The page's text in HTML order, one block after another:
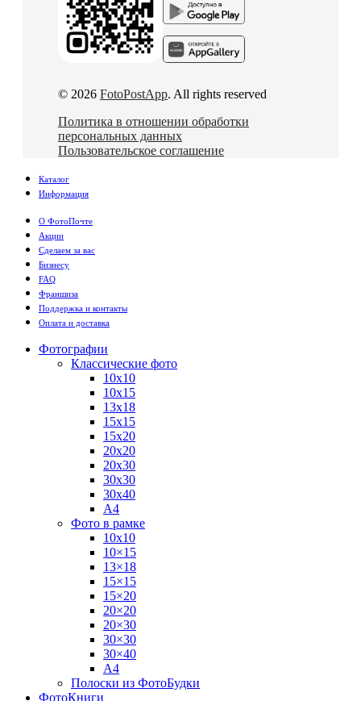
© 2026 FotoPostApp. All rights reserved
Политика в отношении обработки
персональных данных
Пользовательское соглашение
Каталог
Информация
О ФотоПочте
Акции
Сделаем за вас
Бизнесу
FAQ
Франшиза
Поддержка и контакты
Оплата и доставка
Фотографии
Классические фото
10х10
10х15
13х18
15х15
15х20
20х20
20х30
30х30
30х40
А4
Фото в рамке
10х10
10×15
13×18
15×15
15×20
20×20
20×30
30×30
30×40
A4
Полоски из ФотоБудки
ФотоКниги